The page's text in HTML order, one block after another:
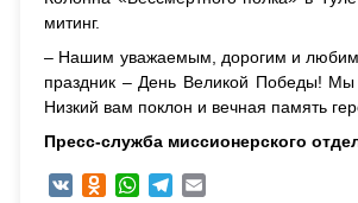
митинг.
– Нашим уважаемым, дорогим и
праздник – День Великой Победы! Мы
Низкий вам поклон и вечная память
Пресс-служба миссионерского
VK Odnoklassniki
WhatsAppTelegram